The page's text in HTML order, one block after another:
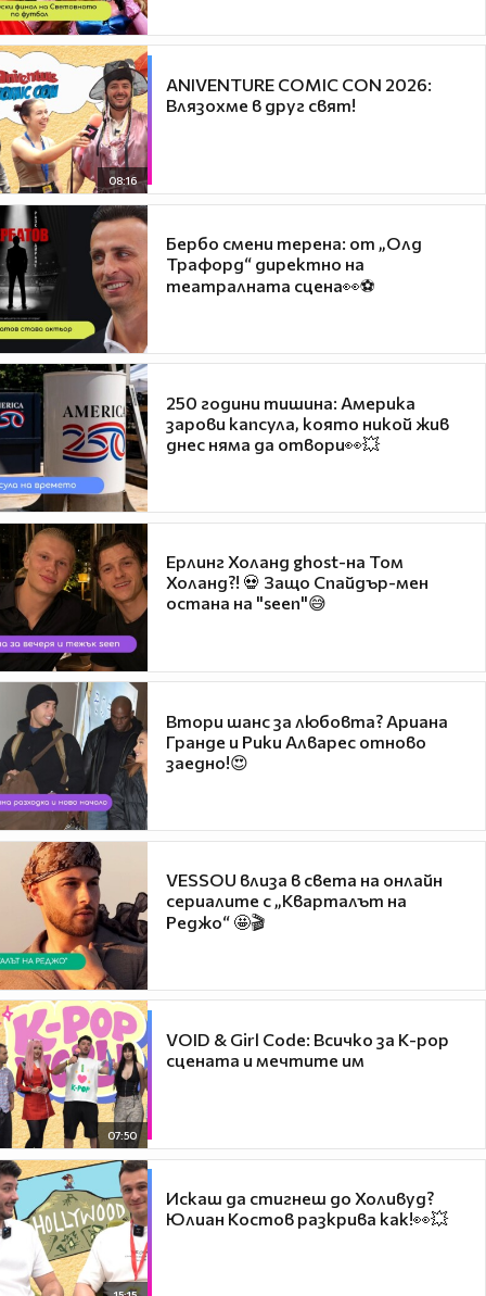
08:16
ANIVENTURE COMIC CON 2026:
Влязохме в друг свят!
Бербо смени терена: от „Олд
Трафорд“ директно на
театралната сцена👀⚽
250 години тишина: Америка
зарови капсула, която никой жив
днес няма да отвори👀💥
Ерлинг Холанд ghost-на Том
Холанд?! 💀 Защо Спайдър-мен
остана на "seen"😅
Втори шанс за любовта? Ариана
Гранде и Рики Алварес отново
заедно!😍
VESSOU влиза в света на онлайн
сериалите с „Кварталът на
Реджо“ 🤩🎬
07:50
VOID & Girl Code: Всичко за K-pop
сцената и мечтите им
Искаш да стигнеш до Холивуд?
Юлиан Костов разкрива как!👀💥